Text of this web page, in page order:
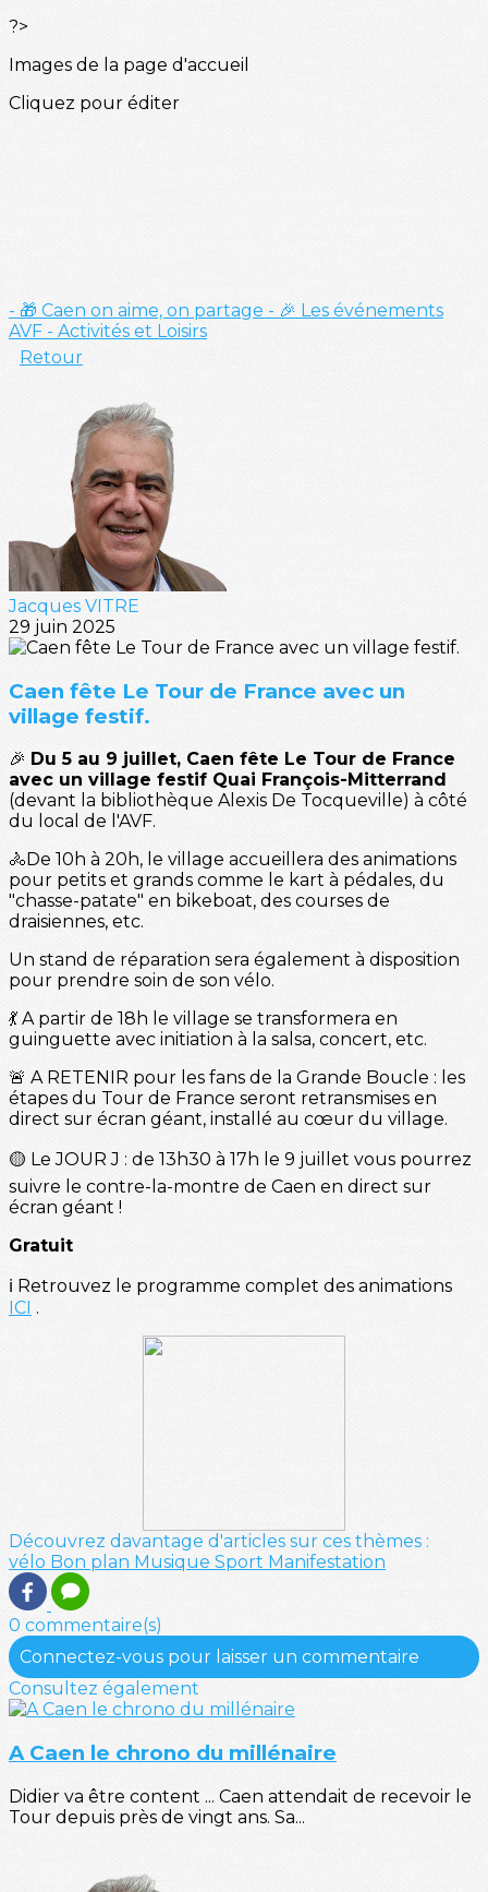
?>
Images de la page d'accueil
Cliquez pour éditer
- 🎁 Caen on aime, on partage - 🎉 Les événements
AVF - Activités et Loisirs
Retour
Jacques VITRE
29 juin 2025
Caen fête Le Tour de France avec un
village festif.
🎉 Du 5 au 9 juillet, Caen fête Le Tour de France
avec un village festif Quai François-Mitterrand
(devant la bibliothèque Alexis De Tocqueville) à côté
du local de l'AVF.
🚴De 10h à 20h, le village accueillera des animations
pour petits et grands comme le kart à pédales, du
"chasse-patate" en bikeboat, des courses de
draisiennes, etc.
Un stand de réparation sera également à disposition
pour prendre soin de son vélo.
💃 A partir de 18h le village se transformera en
guinguette avec initiation à la salsa, concert, etc.
🚨 A RETENIR pour les fans de la Grande Boucle : les
étapes du Tour de France seront retransmises en
direct sur écran géant, installé au cœur du village.
🟡 Le JOUR J : de 13h30 à 17h le 9 juillet vous pourrez
suivre le contre-la-montre de Caen en direct sur
écran géant !
Gratuit
ℹ️ Retrouvez le programme complet des animations
ICI .
Découvrez davantage d'articles sur ces thèmes :
vélo Bon plan Musique Sport Manifestation
0 commentaire(s)
Connectez-vous pour laisser un commentaire
Consultez également
A Caen le chrono du millénaire
Didier va être content ... Caen attendait de recevoir le
Tour depuis près de vingt ans. Sa...